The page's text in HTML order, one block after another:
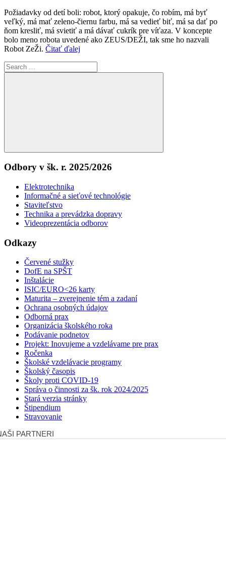
Požiadavky od detí boli: robot, ktorý opakuje, čo robím, má byť
veľký, má mať zeleno-čiernu farbu, má sa vedieť biť, má sa dať po
ňom kresliť, má svietiť a má dávať cukrík pre víťaza. V koncepte
bolo meno robota uvedené ako ZEUS/DEŽI, tak sme ho nazvali
Robot ZeŽi. Čitať ďalej
Search
for:
Search
Odbory v šk. r. 2025/2026
Elektrotechnika
Informačné a sieťové technológie
Staviteľstvo
Technika a prevádzka dopravy
Videoprezentácia odborov
Odkazy
Červené stužky
DofE na SPŠT
Inštalácie
ISIC/EURO<26 karty
Maturita – zverejnenie tém a zadaní
Ochrana osobných údajov
Odborná prax
Organizácia školského roka
Podávanie podnetov
Projekt: Inovujeme a vzdelávame pre prax
Ročenka
Školské vzdelávacie programy
Školský časopis
Školy proti COVID-19
Správa o činnosti za šk. rok 2024/2025
Stará verzia stránky
Štipendium
Stravovanie